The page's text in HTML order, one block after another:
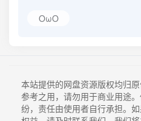
OωO
本站提供的网盘资源版权均归
参考之用，请勿用于商业用途
纷，责任由使用者自行承担。